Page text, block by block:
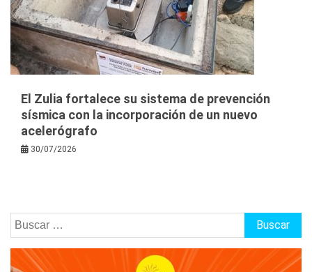
El Zulia fortalece su sistema de prevención
sísmica con la incorporación de un nuevo
acelerógrafo
30/07/2026
Buscar: